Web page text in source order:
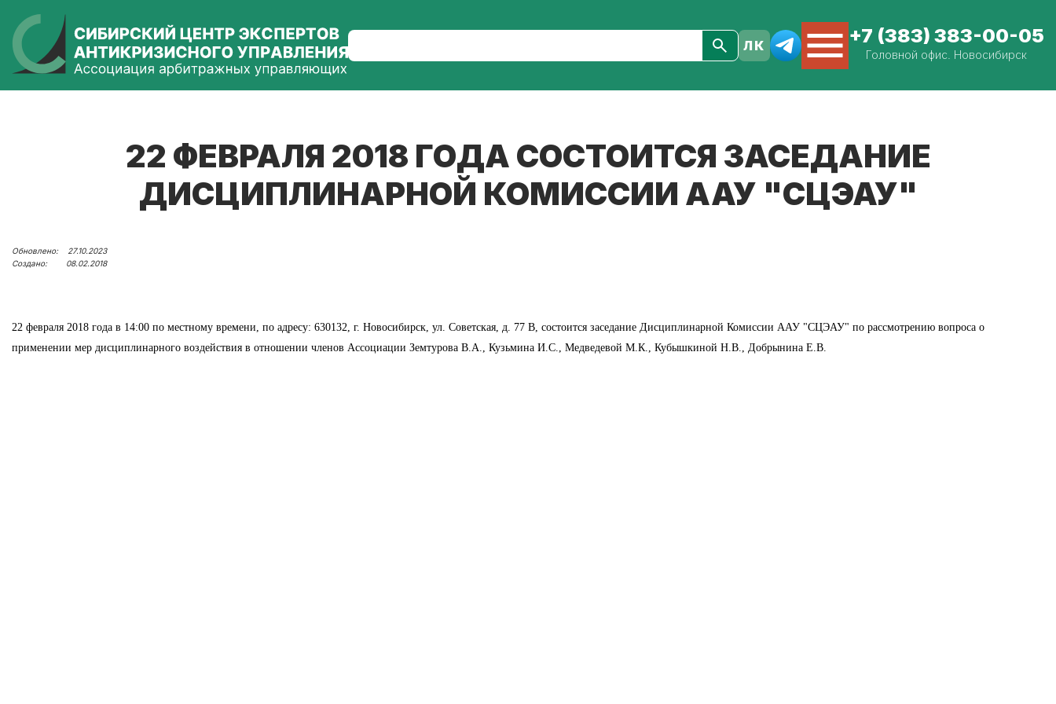
+7 (383) 383-00-05
Головной офис. Новосибирск
22 ФЕВРАЛЯ 2018 ГОДА СОСТОИТСЯ ЗАСЕДАНИЕ
ДИСЦИПЛИНАРНОЙ КОМИССИИ ААУ "СЦЭАУ"
27.10.2023
08.02.2018
22 февраля 2018 года в 14:00 по местному времени, по адресу: 630132, г. Новосибирск, ул. Советская, д. 77 В, состоится заседание Дисциплинарной Комиссии ААУ "СЦЭАУ" по рассмотрению вопроса о
применении мер дисциплинарного воздействия в отношении членов Ассоциации Земтурова В.А., Кузьмина И.С., Медведевой М.К., Кубышкиной Н.В., Добрынина Е.В.